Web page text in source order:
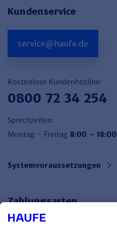
Kundenservice
service@haufe.de
Kostenlose Kundenhotline:
0800 72 34 254
Sprechzeiten:
Montag - Freitag 8:00 - 18:00
Systemvoraussetzungen
Zahlungsarten